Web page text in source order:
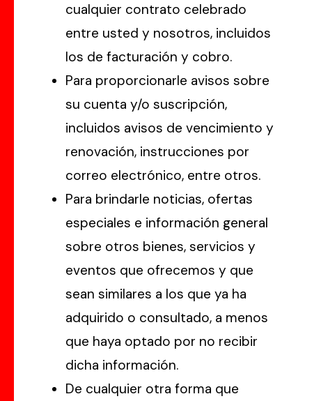
cualquier contrato celebrado
entre usted y nosotros, incluidos
los de facturación y cobro.
Para proporcionarle avisos sobre
su cuenta y/o suscripción,
incluidos avisos de vencimiento y
renovación, instrucciones por
correo electrónico, entre otros.
Para brindarle noticias, ofertas
especiales e información general
sobre otros bienes, servicios y
eventos que ofrecemos y que
sean similares a los que ya ha
adquirido o consultado, a menos
que haya optado por no recibir
dicha información.
De cualquier otra forma que